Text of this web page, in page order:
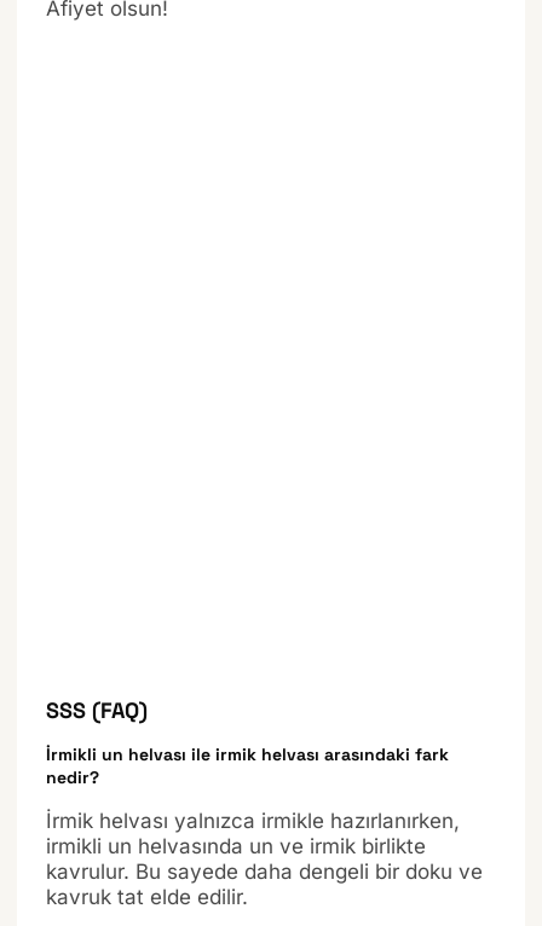
Afiyet olsun!
SSS (FAQ)
İrmikli un helvası ile irmik helvası arasındaki fark
nedir?
İrmik helvası yalnızca irmikle hazırlanırken,
irmikli un helvasında un ve irmik birlikte
kavrulur. Bu sayede daha dengeli bir doku ve
kavruk tat elde edilir.